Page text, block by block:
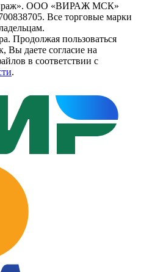
ООО «ВИРАЖ МСК»
Все торговые марки
Продолжая пользоваться
Вы даете согласие на
в соответствии с
.